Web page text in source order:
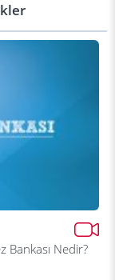
Bankası Nedir?